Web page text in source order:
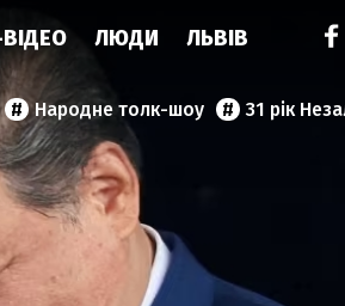
ЛЮДИ ЛЬВІВ
Народне толк-шоу 31 рік